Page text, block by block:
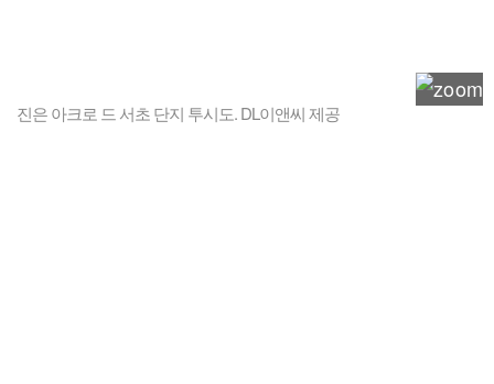
진은 아크로 드 서초 단지 투시도. DL이앤씨 제공